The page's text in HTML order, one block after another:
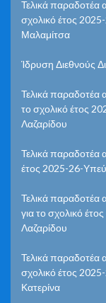
Τελικά
σχολικό έτος
Μαλαμίτσα
Ίδρυση Διεθνούς
Τελικά παραδοτέα
το σχολικό έτος
Λαζαρίδου
Τελικά παραδοτέα
έτος 2025-26-
Τελικά παραδοτέα
για το σχολικό
Λαζαρίδου
Τελικά παραδοτέα
σχολικό έτος
Κατερίνα